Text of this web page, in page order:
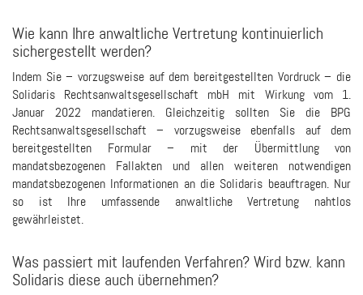
Wie kann Ihre anwaltliche Vertretung kontinuierlich
sichergestellt werden?
Indem Sie – vorzugsweise auf dem bereitgestellten Vordruck – die
Solidaris Rechtsanwaltsgesellschaft mbH mit Wirkung vom 1.
Januar 2022 mandatieren. Gleichzeitig sollten Sie die BPG
Rechtsanwaltsgesellschaft – vorzugsweise ebenfalls auf dem
bereitgestellten Formular – mit der Übermittlung von
mandatsbezogenen Fallakten und allen weiteren notwendigen
mandatsbezogenen Informationen an die Solidaris beauftragen. Nur
so ist Ihre umfassende anwaltliche Vertretung nahtlos
gewährleistet.
Was passiert mit laufenden Verfahren? Wird bzw. kann
Solidaris diese auch übernehmen?